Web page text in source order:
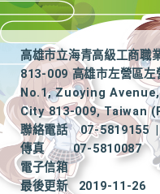
高雄市立海青高級工商職
813-009 高雄市左營區左
No.1, Zuoying
City 813-009, Taiwan
聯絡電話
07-5819155
傳真
07-5810087
電子信箱
最後更新
2019-11-26